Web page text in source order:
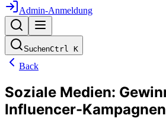
Admin-Anmeldung
SuchenCtrl K
Back
Soziale Medien:
Influencer-Kampagnen